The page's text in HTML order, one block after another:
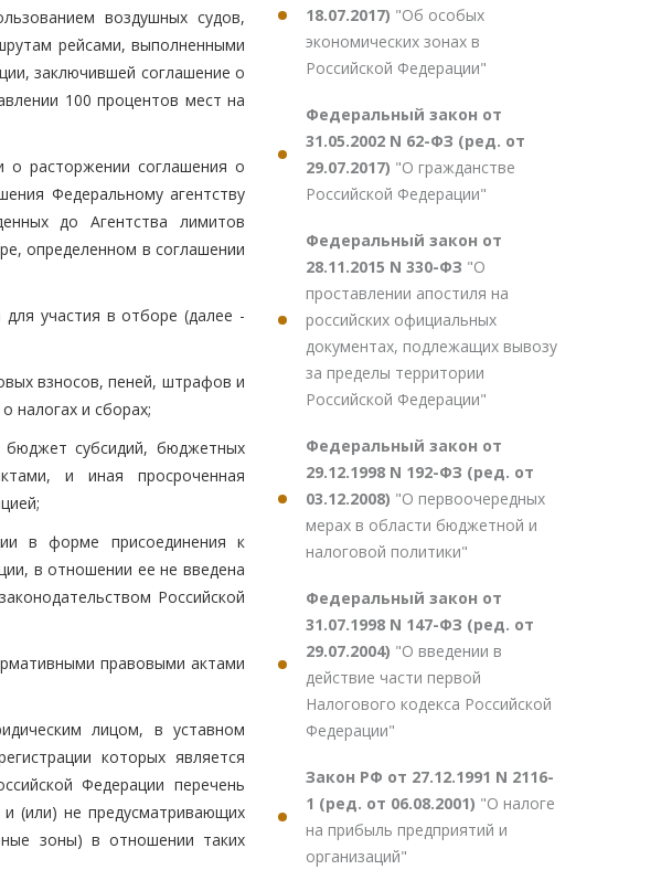
воздушных судов,
рейсами, выполненными
заключившей соглашение о
100 процентов мест на
о расторжении соглашения о
Федеральному агентству
до Агентства лимитов
определенном в соглашении
участия в отборе (далее -
взносов, пеней, штрафов и
налогах и сборах;
бюджет субсидий, бюджетных
и иная просроченная
в форме присоединения к
в отношении ее не введена
Российской
правовыми актами
лицом, в уставном
которых является
Федерации перечень
(или) не предусматривающих
зоны) в отношении таких
18.07.2017) "Об особых
экономических зонах в
Российской Федерации"
Федеральный закон от
31.05.2002 N 62-ФЗ (ред. от
29.07.2017) "О гражданстве
Российской Федерации"
Федеральный закон от
28.11.2015 N 330-ФЗ "О
проставлении апостиля на
российских официальных
документах, подлежащих вывозу
за пределы территории
Российской Федерации"
Федеральный закон от
29.12.1998 N 192-ФЗ (ред. от
03.12.2008) "О первоочередных
мерах в области бюджетной и
налоговой политики"
Федеральный закон от
31.07.1998 N 147-ФЗ (ред. от
29.07.2004) "О введении в
действие части первой
Налогового кодекса Российской
Федерации"
Закон РФ от 27.12.1991 N 2116-
1 (ред. от 06.08.2001) "О налоге
на прибыль предприятий и
организаций"